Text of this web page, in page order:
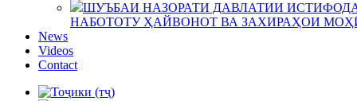
ШУЪБАИ НАЗОРАТИ ДАВЛАТИИ
НАБОТОТУ ҲАЙВОНОТ ВА ЗАХИРАҲОИ
News
Videos
Contact